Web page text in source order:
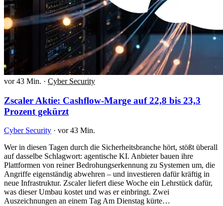
vor 43 Min. · Cyber Security
Zscaler Aktie: Cashflow-Marge auf 22,8 bis 23,3
Prozent gekürzt
Cyber Security · vor 43 Min.
Wer in diesen Tagen durch die Sicherheitsbranche hört, stößt überall
auf dasselbe Schlagwort: agentische KI. Anbieter bauen ihre
Plattformen von reiner Bedrohungserkennung zu Systemen um, die
Angriffe eigenständig abwehren – und investieren dafür kräftig in
neue Infrastruktur. Zscaler liefert diese Woche ein Lehrstück dafür,
was dieser Umbau kostet und was er einbringt. Zwei
Auszeichnungen an einem Tag Am Dienstag kürte…